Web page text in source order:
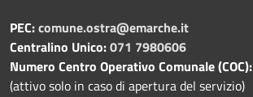
PEC:comune.ostra@emarche.it
Centralino Unico:071 7980606
Numero Centro Operativo Comunale (COC):
(attivo solo in caso di apertura del servizio)